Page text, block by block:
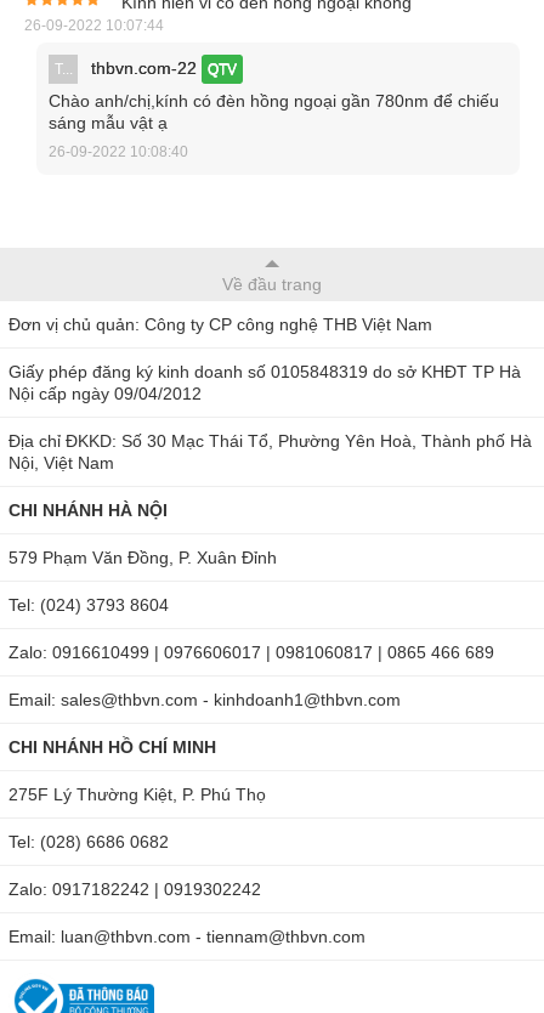
Kính hiển vi kỹ thuật số Dino-Lite AM4115-FKT
Ưu điểm của kính hiển vi kỹ thuật
phần mềm "DinoCapture", cho phép bạn "chụp" một bức
ảnh, video hoặc video time-lapsed chỉ trong vài cú nhấp
chuột đơn giản. Model này đi kèm với phiên bản đầy đủ của
phần mềm DinoCapture bao gồm đo lường và hiệu chuẩn
đo cho công việc chính xác hơn. Đối với tất cả các phần
mềm DinoCapture, các bản cập nhật để nâng cao phần
mềm luôn miễn phí.
* Kính hiển vi kỹ thuật số cầm tay AM4115-FIT có đèn LED
hồng ngoại 850nm.
* Kính hiển vi kỹ thuật số cầm tay AM4115-FJT có đèn LED
Kính hiển vi cũng có một trình kích hoạt MicroTouch tuyệt vời
MicroTouch trên kính hiển vi kỹ thuật số cầm tay cung cấp
26-09-2022 10:07:44
T... thbvn.com-22 QTV
Chào anh/chị,kính có đèn hồng ngoại gần 780nm để chiếu
sáng mẫu vật ạ
26-09-2022 10:08:40
Về đầu trang
Đơn vị chủ quản: Công ty CP công nghệ THB Việt Nam
Giấy phép đăng ký kinh doanh số 0105848319 do sở KHĐT TP Hà
Nội cấp ngày 09/04/2012
Địa chỉ ĐKKD: Số 30 Mạc Thái Tổ, Phường Yên Hoà, Thành phố Hà
Nội, Việt Nam
CHI NHÁNH HÀ NỘI
579 Phạm Văn Đồng, P. Xuân Đỉnh
Tel: (024) 3793 8604
Zalo: 0916610499 | 0976606017 | 0981060817 | 0865 466 689
Email: sales@thbvn.com - kinhdoanh1@thbvn.com
CHI NHÁNH HỒ CHÍ MINH
275F Lý Thường Kiệt, P. Phú Thọ
Tel: (028) 6686 0682
Zalo: 0917182242 | 0919302242
Email: luan@thbvn.com - tiennam@thbvn.com